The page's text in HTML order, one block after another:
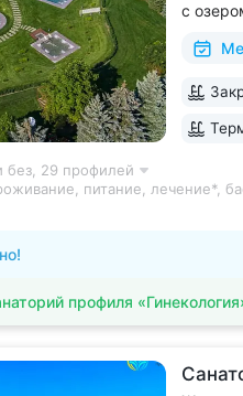
с
зал,
29 профилей
питание, лечение*,
профиля